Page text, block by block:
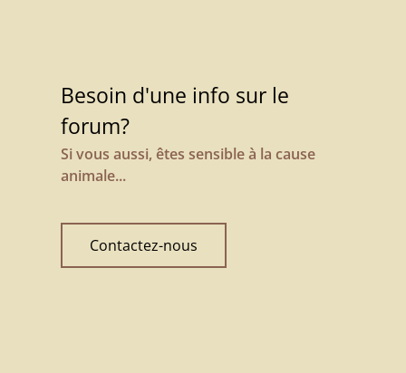
Besoin d'une info sur le
forum?
Si vous aussi, êtes sensible à la cause
animale...
Contactez-nous